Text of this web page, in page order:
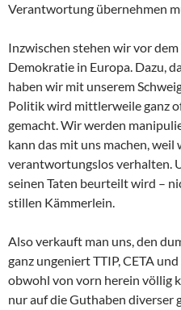
Verantwortung übernehmen
Inzwischen stehen wir vor
Demokratie in Europa. Dazu,
haben wir mit unserem
Politik wird mittlerweile ganz
gemacht. Wir werden
kann das mit uns machen, weil
verantwortungslos verhalten.
seinen Taten beurteilt wird –
stillen Kämmerlein.
Also verkauft man uns, den
ganz ungeniert TTIP, CETA
obwohl von vorn herein völlig
nur auf die Guthaben diverser